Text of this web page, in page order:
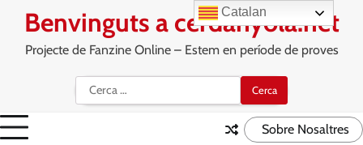
content
Benvinguts a cerdanyola.net
Projecte de Fanzine Online – Estem en període de proves
Cerca:
Sobre Nosaltres
Catalan